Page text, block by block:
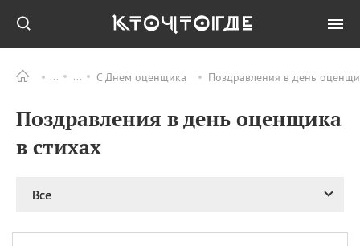
С Днем оценщика Поздравления в день
Поздравления в день оценщика
в стихах
Все
ПРАЗДНИКИ Все
06.08 Преображение
Господне у западных
Романа и Давида